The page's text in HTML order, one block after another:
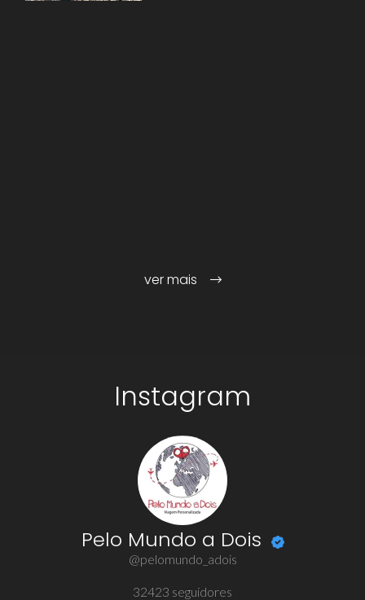
ver mais
Instagram
Pelo Mundo a Dois
@pelomundo_adois
32423 seguidores